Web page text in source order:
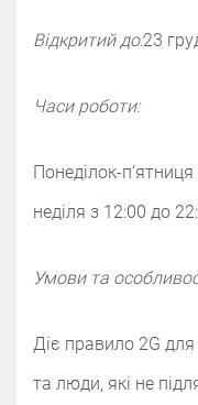
Відкритий до:‌‌‌‌23
Часи роботи:
Понеділок-
неділя з 12:00 до
Умови та
Діє правило 2G для
та люди, які не